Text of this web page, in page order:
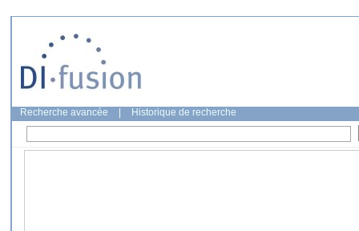
Recherche avancée Historique de recherche